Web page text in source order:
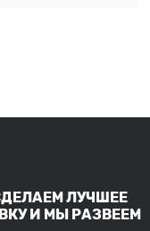
ЛУЧШЕЕ
И МЫ РАЗВЕЕМ